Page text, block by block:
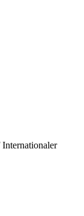
Internationaler